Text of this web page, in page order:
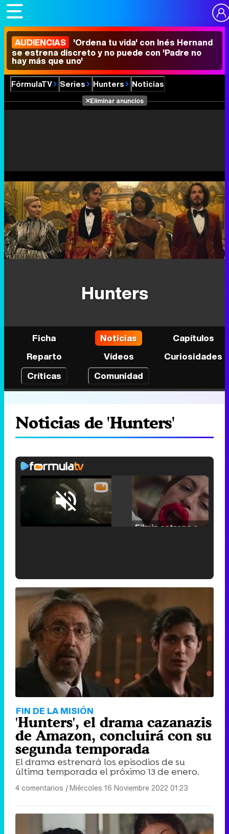
AUDIENCIAS 'Ordena tu vida' con Inés Hernand
se estrena discreto y no puede con 'Padre no
hay más que uno'
FórmulaTV Series Hunters Noticias
Eliminar anuncios
Hunters
Ficha Noticias
Capítulos
Reparto
Vídeos
Curiosidades
Críticas
Comunidad
Noticias de 'Hunters'
Unmute /
'120 Minutos' celebra sus 2.000 programas en Telemadrid con un vídeo del día a día en la redacción
Tráiler de '33 días', la nueva serie de Atresplayer con Julián Villagrán y José Manuel Poga
FIN DE LA MISIÓN
'Hunters', el drama cazanazis
de Amazon, concluirá con su
segunda temporada
El drama estrenará los episodios de su
última temporada el próximo 13 de enero.
4 comentarios |Miércoles 16 Noviembre 2022 01:23